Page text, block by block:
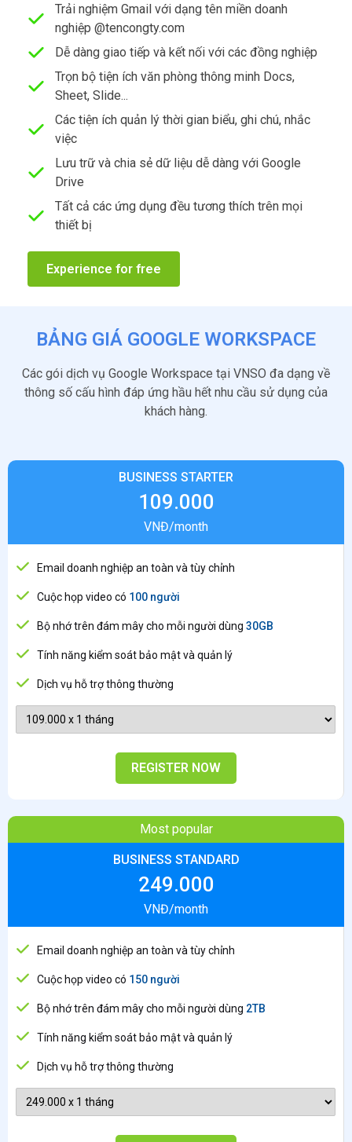
Trải nghiệm Gmail với dạng tên miền doanh
nghiệp @tencongty.com
Dễ dàng giao tiếp và kết nối với các đồng nghiệp
Trọn bộ tiện ích văn phòng thông minh Docs,
Sheet, Slide...
Các tiện ích quản lý thời gian biểu, ghi chú, nhắc
việc
Lưu trữ và chia sẻ dữ liệu dễ dàng với Google
Drive
Tất cả các ứng dụng đều tương thích trên mọi
thiết bị
Experience for free
BẢNG GIÁ GOOGLE WORKSPACE
Các gói dịch vụ Google Workspace tại VNSO đa dạng về
thông số cấu hình đáp ứng hầu hết nhu cầu sử dụng của
khách hàng.
BUSINESS STARTER
109.000
VNĐ/month
Email doanh nghiệp an toàn và tùy chỉnh
Cuộc họp video có 100 người
Bộ nhớ trên đám mây cho mỗi người dùng 30GB
Tính năng kiểm soát bảo mật và quản lý
Dịch vụ hỗ trợ thông thường
REGISTER NOW
Most popular
BUSINESS STANDARD
249.000
VNĐ/month
Email doanh nghiệp an toàn và tùy chỉnh
Cuộc họp video có 150 người
Bộ nhớ trên đám mây cho mỗi người dùng 2TB
Tính năng kiểm soát bảo mật và quản lý
Dịch vụ hỗ trợ thông thường